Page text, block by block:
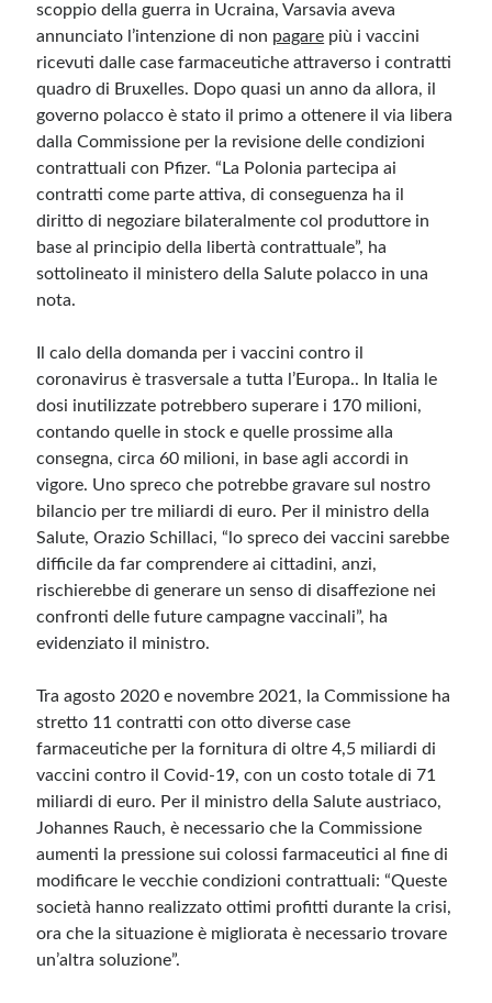
scoppio della guerra in Ucraina, Varsavia aveva
annunciato l’intenzione di non pagare più i vaccini
ricevuti dalle case farmaceutiche attraverso i contratti
quadro di Bruxelles. Dopo quasi un anno da allora, il
governo polacco è stato il primo a ottenere il via libera
dalla Commissione per la revisione delle condizioni
contrattuali con Pfizer. “La Polonia partecipa ai
contratti come parte attiva, di conseguenza ha il
diritto di negoziare bilateralmente col produttore in
base al principio della libertà contrattuale”, ha
sottolineato il ministero della Salute polacco in una
nota.
Il calo della domanda per i vaccini contro il
coronavirus è trasversale a tutta l’Europa.. In Italia le
dosi inutilizzate potrebbero superare i 170 milioni,
contando quelle in stock e quelle prossime alla
consegna, circa 60 milioni, in base agli accordi in
vigore. Uno spreco che potrebbe gravare sul nostro
bilancio per tre miliardi di euro. Per il ministro della
Salute, Orazio Schillaci, “lo spreco dei vaccini sarebbe
difficile da far comprendere ai cittadini, anzi,
rischierebbe di generare un senso di disaffezione nei
confronti delle future campagne vaccinali”, ha
evidenziato il ministro.
Tra agosto 2020 e novembre 2021, la Commissione ha
stretto 11 contratti con otto diverse case
farmaceutiche per la fornitura di oltre 4,5 miliardi di
vaccini contro il Covid-19, con un costo totale di 71
miliardi di euro. Per il ministro della Salute austriaco,
Johannes Rauch, è necessario che la Commissione
aumenti la pressione sui colossi farmaceutici al fine di
modificare le vecchie condizioni contrattuali: “Queste
società hanno realizzato ottimi profitti durante la crisi,
ora che la situazione è migliorata è necessario trovare
un’altra soluzione”.